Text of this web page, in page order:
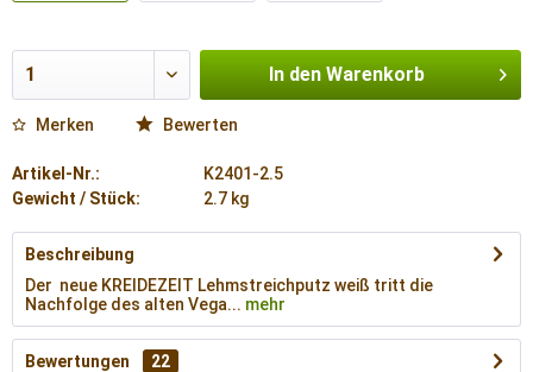
In den Warenkorb
Merken Bewerten
Artikel-Nr.:
K2401-2.5
Gewicht / Stück:
2.7 kg
Beschreibung
Der neue KREIDEZEIT Lehmstreichputz weiß tritt die
Nachfolge des alten Vega... mehr
Bewertungen
22